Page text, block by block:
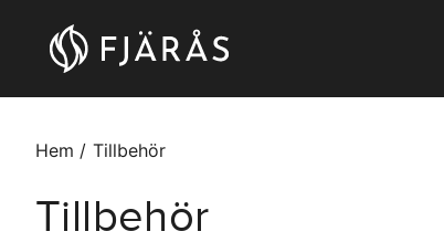
Hem Tillbehör
Tillbehör